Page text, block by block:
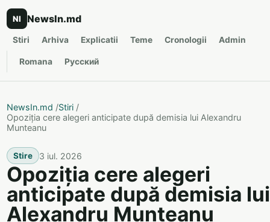
NI NewsIn.md
Stiri Arhiva Explicatii Teme Cronologii Admin
Romana Русский
NewsIn.md /Stiri /
Opoziția cere alegeri anticipate după demisia lui Alexandru
Munteanu
Stire 3 iul. 2026
Opoziția cere alegeri
anticipate după demisia lui
Alexandru Munteanu